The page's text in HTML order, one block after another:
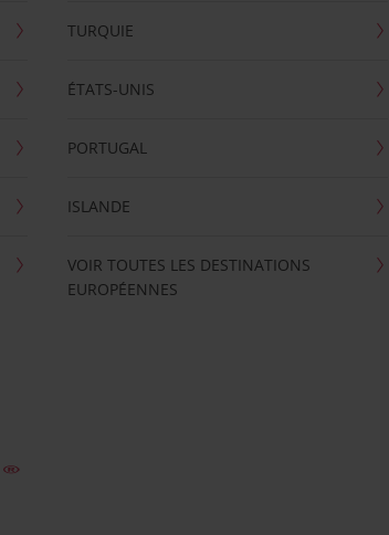
TURQUIE
ÉTATS-UNIS
PORTUGAL
ISLANDE
VOIR TOUTES LES DESTINATIONS
EUROPÉENNES